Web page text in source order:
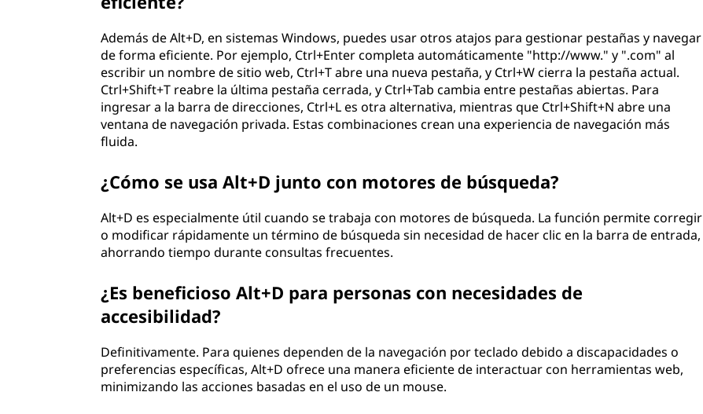
Además de Alt+D, en sistemas Windows, puedes usar otros atajos para gestionar pestañas y navegar
de forma eficiente. Por ejemplo, Ctrl+Enter completa automáticamente "http://www." y ".com" al
escribir un nombre de sitio web, Ctrl+T abre una nueva pestaña, y Ctrl+W cierra la pestaña actual.
Ctrl+Shift+T reabre la última pestaña cerrada, y Ctrl+Tab cambia entre pestañas abiertas. Para
ingresar a la barra de direcciones, Ctrl+L es otra alternativa, mientras que Ctrl+Shift+N abre una
ventana de navegación privada. Estas combinaciones crean una experiencia de navegación más
fluida.
¿Cómo se usa Alt+D junto con motores de búsqueda?
Alt+D es especialmente útil cuando se trabaja con motores de búsqueda. La función permite corregir
o modificar rápidamente un término de búsqueda sin necesidad de hacer clic en la barra de entrada,
ahorrando tiempo durante consultas frecuentes.
¿Es beneficioso Alt+D para personas con necesidades de
accesibilidad?
Definitivamente. Para quienes dependen de la navegación por teclado debido a discapacidades o
preferencias específicas, Alt+D ofrece una manera eficiente de interactuar con herramientas web,
minimizando las acciones basadas en el uso de un mouse.